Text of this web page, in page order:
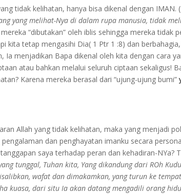
tidak kelihatan, hanya bisa dikenal dengan
yang melihat-Nya di dalam rupa manusia, tidak
“dibutakan” oleh iblis sehingga mereka tidak
tetap mengasihi Dia( 1 Ptr 1 :8) dan
menjadikan Bapa dikenal oleh kita dengan cara
atau bahkan melalui seluruh ciptaan sekaligus!
Karena mereka berasal dari “ujung-ujung bumi”
Allah yang tidak kelihatan, maka yang menjadi
pengalaman dan penghayatan imanku secara
saya terhadap peran dan kehadiran-NYa?
tunggal, Tuhan kita, Yang dikandung dari ROh
wafat dan dimakamkan, yang turun ke
kuasa, dari situ Ia akan datang mengadili orang